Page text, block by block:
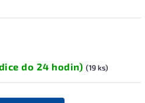
do 24 hodin) (19 ks)